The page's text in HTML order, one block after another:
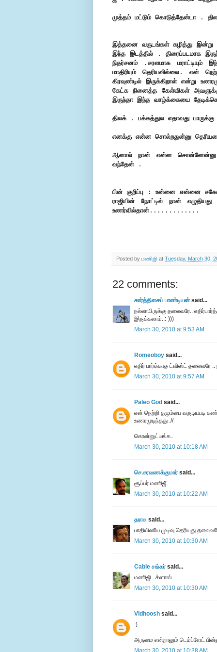
முத்தம் மட்டும் கொடுத்தேன்டா .
இத்தனை வருடங்கள் கழித்து இன்று
இந்த இடத்தில் . திரைப்படமாக
நிதர்சனம் .சரளமாக மராட்டியும்
மாதிரியும் தெரியவில்லை. என்
கிரவுண்டில் இருக்கிறாள் என்று
கேட்க நினைத்த கேள்விகள்
இருந்தா இந்த வாழ்க்கையை
திலக் . பக்கத்துல எதாவது
எனக்கு என்ன சொல்றதுன்னு
ஆனால் நான் என்ன சொன்னேன்னு
வந்தேன் .
பின் குறிப்பு : உன்னை என்னை
ராஜியின் நோட்டில் நான்
உணர்வில்தான்.............
Posted by மணிஜி at Tuesday, March 30,
22 comments:
கார்த்திகைப் பாண்டியன் said...
நல்லாயிருக்கு தலைவரே..
இருக்கலாம்..:-)))
March 30, 2010 at 9:53 AM
Romeoboy said...
எதிர் பார்க்காத ட்விஸ்ட் தலைவரே ..
March 30, 2010 at 9:57 AM
Paleo God said...
என் நெற்றி தழும்பை வருடியபடி
உணரமுடிந்தது .//
கொன்னுட்டீங்க..
March 30, 2010 at 10:18 AM
செ.சரவணக்குமார்said...
சூப்பர் மணிஜீ.
March 30, 2010 at 10:22 AM
தராசு said...
பாதியிலயே முடிவு தெரியுது
March 30, 2010 at 10:30 AM
Cable சங்கர்said...
மணிஜி.. க்ளாஸ்
March 30, 2010 at 10:30 AM
Vidhoosh said...
:)
அருமை என்றாலும் டெம்ப்ளேட்
March 30, 2010 at 10:38 AM